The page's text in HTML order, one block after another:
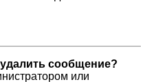
сообщение?
или